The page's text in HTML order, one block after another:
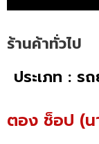
ร้านค้าทั่วไป
ประเภท : ร
ตอง ช็อป (น